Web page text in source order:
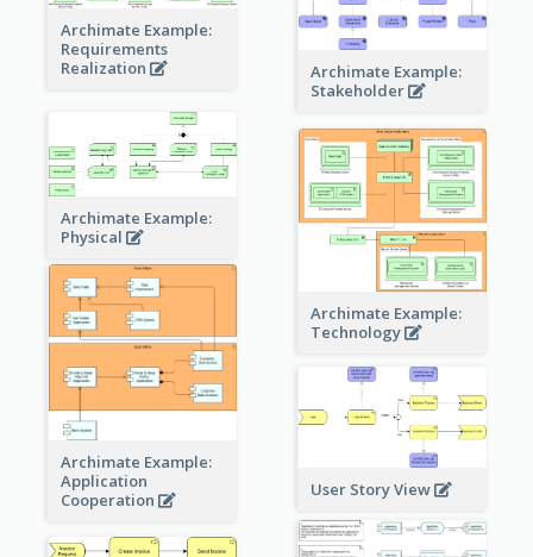
Archimate Example:
Requirements
Realization
Archimate Example:
Stakeholder
Archimate Example:
Physical
Archimate Example:
Technology
Archimate Example:
Application
Cooperation
User Story View